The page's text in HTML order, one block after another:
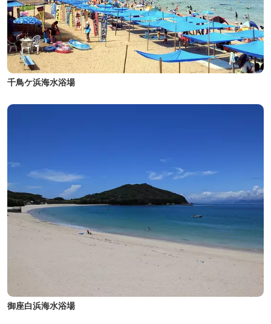
千鳥ケ浜海水浴場
御座白浜海水浴場